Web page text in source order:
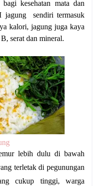
kesehatan mata dan
jagung sendiri termasuk
kalori, jagung juga kaya
serat dan mineral.
lebih dulu di bawah
terletak di pegunungan
cukup tinggi, warga